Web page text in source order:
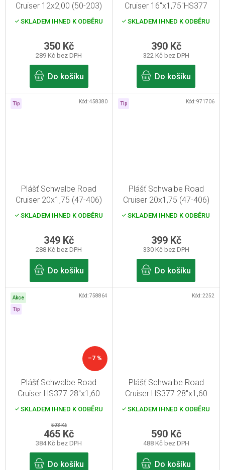
Cruiser 12x2,00 (50-203)
SKLADEM IHNED K ODBĚRU
289 Kč bez DPH
350 Kč
Do košíku
Cruiser 16"x1,75"HS377
SKLADEM IHNED K ODBĚRU
322 Kč bez DPH
390 Kč
Do košíku
Tip
Plášť Schwalbe Road
Cruiser 20x1,75 (47-406)
SKLADEM IHNED K ODBĚRU
288 Kč bez DPH
349 Kč
Do košíku
Kód:458380 Tip
Plášť Schwalbe Road
Cruiser 20x1,75 (47-406)
SKLADEM IHNED K ODBĚRU
330 Kč bez DPH
399 Kč
Do košíku
Kód:971706
Akce
Tip
–7 %
Plášť Schwalbe Road
Cruiser HS377 28"x1,60
béžový
SKLADEM IHNED K ODBĚRU
503 Kč
384 Kč bez DPH
465 Kč
Do košíku
Kód:758864
Plášť Schwalbe Road
Cruiser HS377 28"x1,60
hnědý
SKLADEM IHNED K ODBĚRU
488 Kč bez DPH
590 Kč
Do košíku
Kód:2252